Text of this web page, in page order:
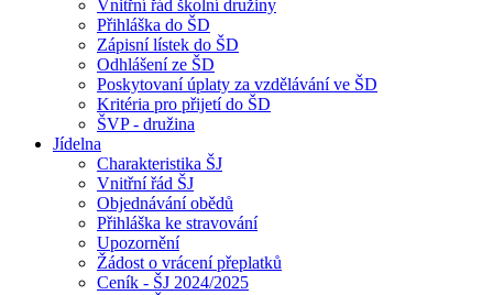
Vnitřní řád školní družiny
Přihláška do ŠD
Zápisní lístek do ŠD
Odhlášení ze ŠD
Poskytovaní úplaty za vzdělávání ve ŠD
Kritéria pro přijetí do ŠD
ŠVP - družina
Jídelna
Charakteristika ŠJ
Vnitřní řád ŠJ
Objednávání obědů
Přihláška ke stravování
Upozornění
Žádost o vrácení přeplatků
Ceník - ŠJ 2024/2025